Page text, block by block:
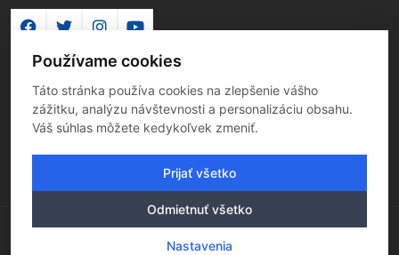
Copyright 2026 Všetky práva vyhradené
Používame cookies
Táto stránka používa cookies na zlepšenie vášho
zážitku, analýzu návštevnosti a personalizáciu obsahu.
Váš súhlas môžete kedykoľvek zmeniť.
Prijať všetko
Odmietnuť všetko
Nastavenia